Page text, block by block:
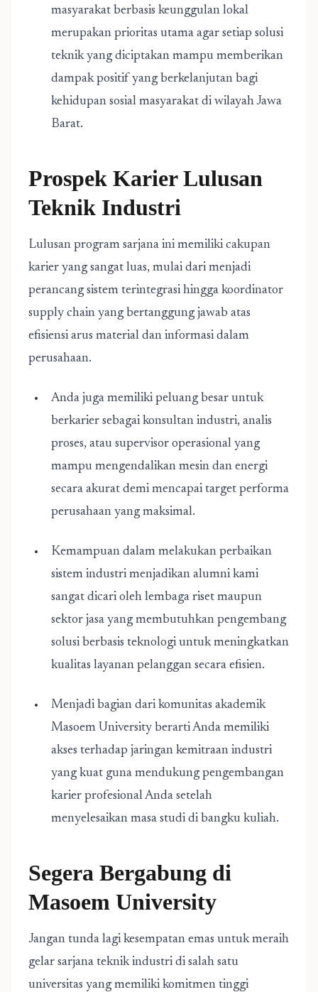
masyarakat berbasis keunggulan lokal
merupakan prioritas utama agar setiap solusi
teknik yang diciptakan mampu memberikan
dampak positif yang berkelanjutan bagi
kehidupan sosial masyarakat di wilayah Jawa
Barat.
Prospek Karier Lulusan
Teknik Industri
Lulusan program sarjana ini memiliki cakupan
karier yang sangat luas, mulai dari menjadi
perancang sistem terintegrasi hingga koordinator
supply chain yang bertanggung jawab atas
efisiensi arus material dan informasi dalam
perusahaan.
Anda juga memiliki peluang besar untuk
berkarier sebagai konsultan industri, analis
proses, atau supervisor operasional yang
mampu mengendalikan mesin dan energi
secara akurat demi mencapai target performa
perusahaan yang maksimal.
Kemampuan dalam melakukan perbaikan
sistem industri menjadikan alumni kami
sangat dicari oleh lembaga riset maupun
sektor jasa yang membutuhkan pengembang
solusi berbasis teknologi untuk meningkatkan
kualitas layanan pelanggan secara efisien.
Menjadi bagian dari komunitas akademik
Masoem University berarti Anda memiliki
akses terhadap jaringan kemitraan industri
yang kuat guna mendukung pengembangan
karier profesional Anda setelah
menyelesaikan masa studi di bangku kuliah.
Segera Bergabung di
Masoem University
Jangan tunda lagi kesempatan emas untuk meraih
gelar sarjana teknik industri di salah satu
universitas yang memiliki komitmen tinggi